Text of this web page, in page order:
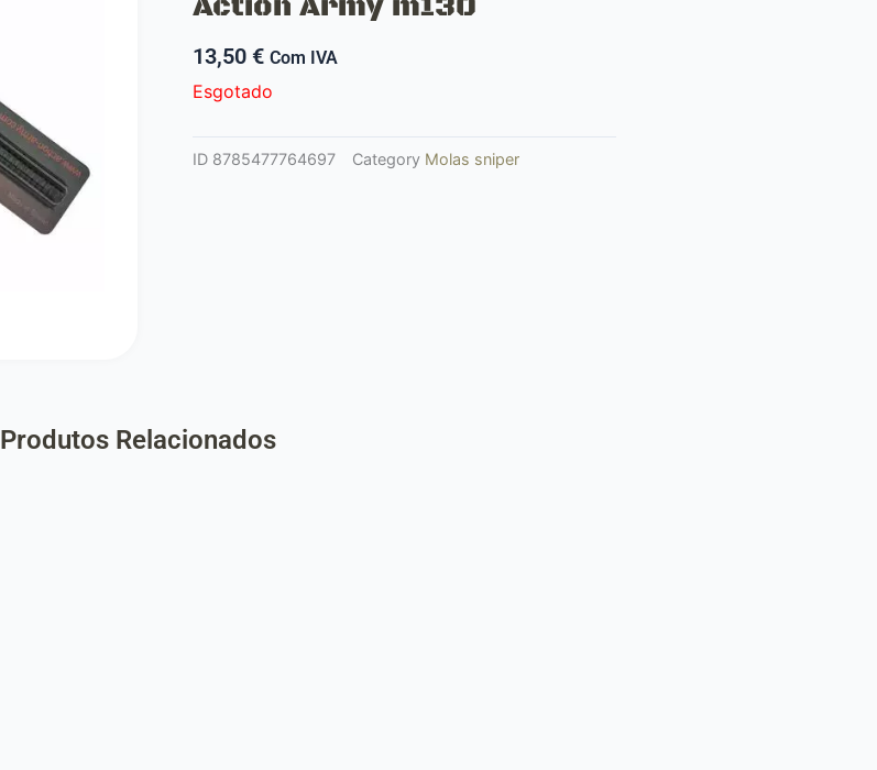
13,50 € Com IVA
Esgotado
ID 8785477764697 Category Molas sniper
Produtos Relacionados